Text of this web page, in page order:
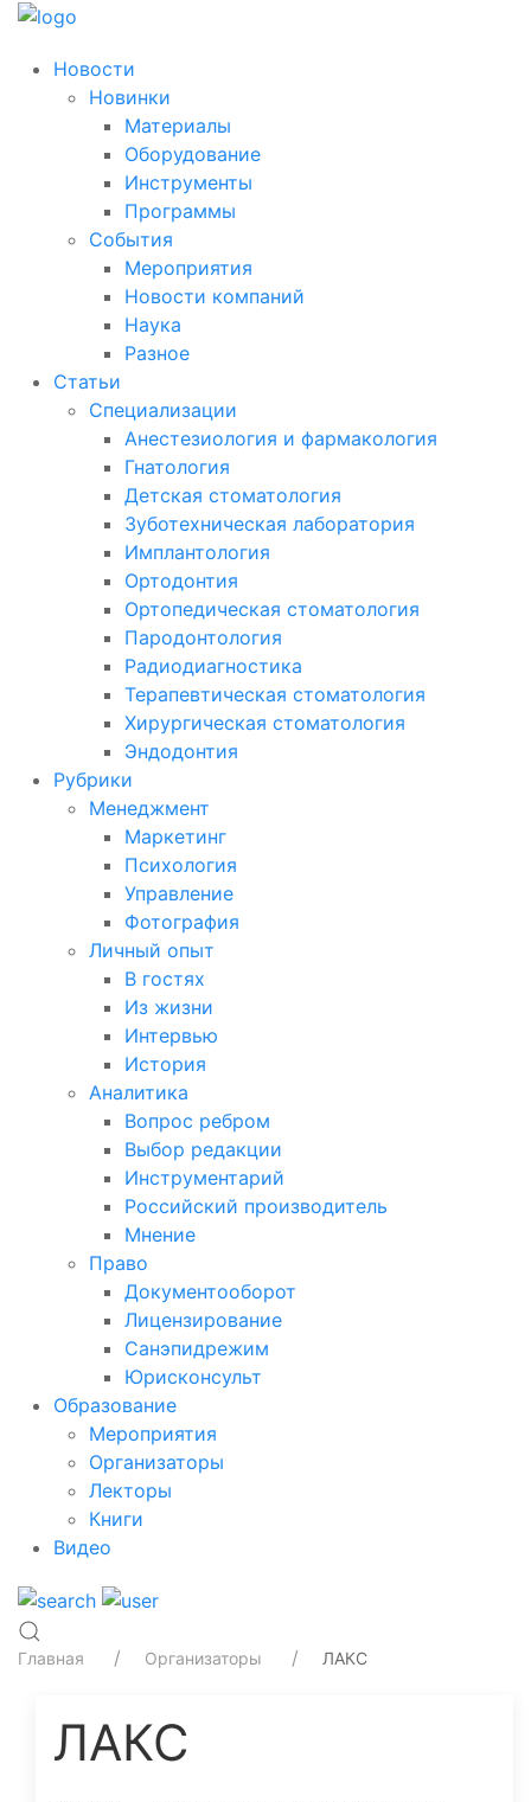
Новости
Новинки
Материалы
Оборудование
Инструменты
Программы
События
Мероприятия
Новости компаний
Наука
Разное
Статьи
Специализации
Анестезиология и фармакология
Гнатология
Детская стоматология
Зуботехническая лаборатория
Имплантология
Ортодонтия
Ортопедическая стоматология
Пародонтология
Радиодиагностика
Терапевтическая стоматология
Хирургическая стоматология
Эндодонтия
Рубрики
Менеджмент
Маркетинг
Психология
Управление
Фотография
Личный опыт
В гостях
Из жизни
Интервью
История
Аналитика
Вопрос ребром
Выбор редакции
Инструментарий
Российский производитель
Мнение
Право
Документооборот
Лицензирование
Санэпидрежим
Юрисконсульт
Образование
Мероприятия
Организаторы
Лекторы
Книги
Видео
Главная Организаторы ЛАКС
ЛАКС